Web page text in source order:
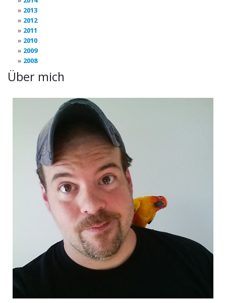
2013
2012
2011
2010
2009
2008
Über mich